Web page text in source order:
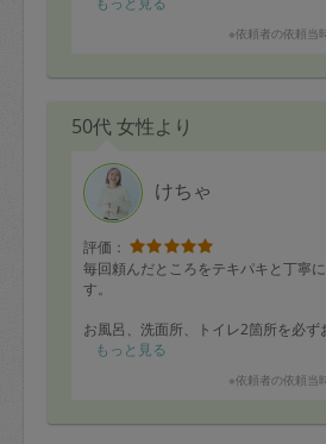
※依頼者の依頼当
50代 女性より
けちゃ
評価：
毎回頼んだところをテキパキと丁寧
す。
お風呂、洗面所、トイレ2箇所を必
カピカです。
子供部屋がかなり散らかっているの
ちゃんと汲んでくれて綺麗にしてく
もっと見る
※依頼者の依頼当